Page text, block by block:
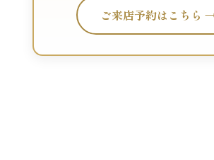
ご来店予約はこちら